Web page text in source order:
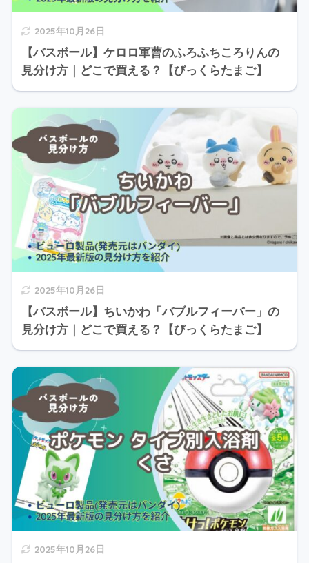
2025年10月26日
【バスボール】ケロロ軍曹のふろふちころりんの
見分け方｜どこで買える？【びっくらたまご】
2025年10月26日
【バスボール】ちいかわ「バブルフィーバー」の
見分け方｜どこで買える？【びっくらたまご】
2025年10月26日